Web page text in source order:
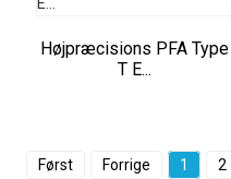
Højpræcisions PFA Type
T E...
Først Forrige 1 2